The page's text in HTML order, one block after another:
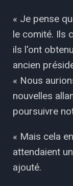
« Je pense
le comité. Ils
ils l'ont
ancien
« Nous
nouvelles
poursuivre
« Mais cela
attendaient
ajouté.